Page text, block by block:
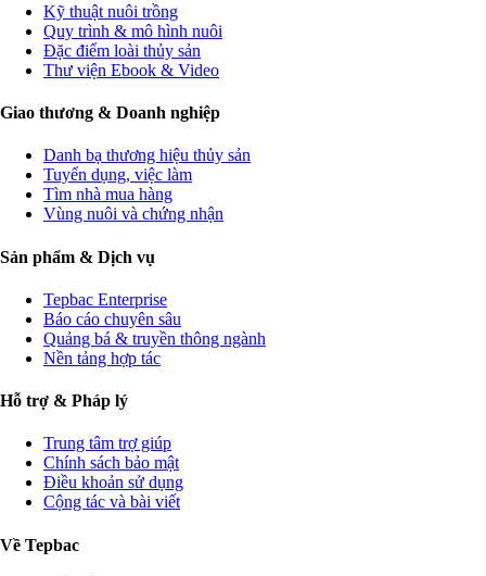
Kỹ thuật nuôi trồng
Quy trình & mô hình nuôi
Đặc điểm loài thủy sản
Thư viện Ebook & Video
Giao thương & Doanh nghiệp
Danh bạ thương hiệu thủy sản
Tuyển dụng, việc làm
Tìm nhà mua hàng
Vùng nuôi và chứng nhận
Sản phẩm & Dịch vụ
Tepbac Enterprise
Báo cáo chuyên sâu
Quảng bá & truyền thông ngành
Nền tảng hợp tác
Hỗ trợ & Pháp lý
Trung tâm trợ giúp
Chính sách bảo mật
Điều khoản sử dụng
Cộng tác và bài viết
Về Tepbac